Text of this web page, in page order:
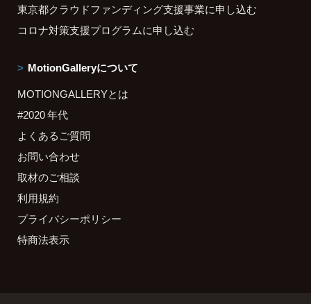
東京都クラウドファンディング支援事業に申し込む
コロナ対策支援プログラムに申し込む
MotionGalleryについて
MOTIONGALLERYとは
#2020 年代
よくあるご質問
お問い合わせ
取材のご相談
利用規約
プライバシーポリシー
特商法表示